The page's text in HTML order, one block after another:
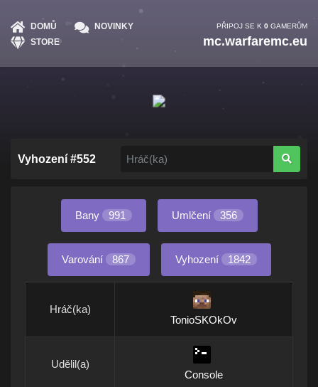
DOMŮ
NOVINKY
STORE
PŘIPOJ SE K 0 GAMERŮM
mc.warfaremc.eu
Vyhození #552
Bany 991 Umlčení 356
Varování 867 Vyhození 1842
Hráč(ka)
TonioSKOkOv
Udělil(a)
Console